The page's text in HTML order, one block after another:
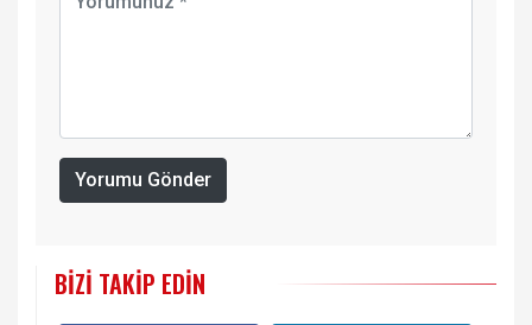
Yorumu Gönder
BIZI TAKIP EDIN